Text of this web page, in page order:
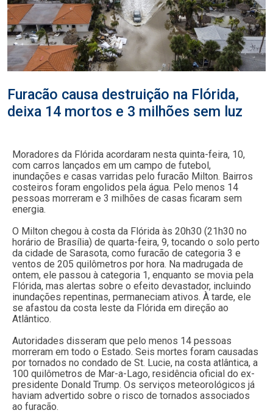
Furacão causa destruição na Flórida,
deixa 14 mortos e 3 milhões sem luz
Moradores da Flórida acordaram nesta quinta-feira, 10,
com carros lançados em um campo de futebol,
inundações e casas varridas pelo furacão Milton. Bairros
costeiros foram engolidos pela água. Pelo menos 14
pessoas morreram e 3 milhões de casas ficaram sem
energia.
O Milton chegou à costa da Flórida às 20h30 (21h30 no
horário de Brasília) de quarta-feira, 9, tocando o solo perto
da cidade de Sarasota, como furacão de categoria 3 e
ventos de 205 quilômetros por hora. Na madrugada de
ontem, ele passou à categoria 1, enquanto se movia pela
Flórida, mas alertas sobre o efeito devastador, incluindo
inundações repentinas, permaneciam ativos. À tarde, ele
se afastou da costa leste da Flórida em direção ao
Atlântico.
Autoridades disseram que pelo menos 14 pessoas
morreram em todo o Estado. Seis mortes foram causadas
por tornados no condado de St. Lucie, na costa atlântica, a
100 quilômetros de Mar-a-Lago, residência oficial do ex-
presidente Donald Trump. Os serviços meteorológicos já
haviam advertido sobre o risco de tornados associados
ao furacão.